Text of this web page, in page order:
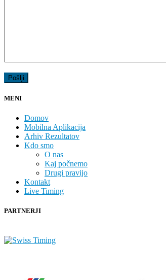
MENI
Domov
Mobilna Aplikacija
Arhiv Rezultatov
Kdo smo
O nas
Kaj počnemo
Drugi pravijo
Kontakt
Live Timing
PARTNERJI